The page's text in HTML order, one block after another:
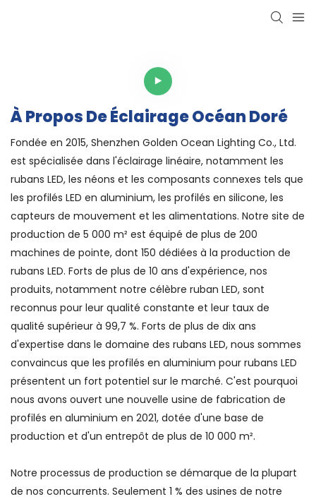
À Propos De Éclairage Océan Doré
Fondée en 2015, Shenzhen Golden Ocean Lighting Co., Ltd.
est spécialisée dans l'éclairage linéaire, notamment les
rubans LED, les néons et les composants connexes tels que
les profilés LED en aluminium, les profilés en silicone, les
capteurs de mouvement et les alimentations. Notre site de
production de 5 000 m² est équipé de plus de 200
machines de pointe, dont 150 dédiées à la production de
rubans LED. Forts de plus de 10 ans d'expérience, nos
produits, notamment notre célèbre ruban LED, sont
reconnus pour leur qualité constante et leur taux de
qualité supérieur à 99,7 %. Forts de plus de dix ans
d'expertise dans le domaine des rubans LED, nous sommes
convaincus que les profilés en aluminium pour rubans LED
présentent un fort potentiel sur le marché. C'est pourquoi
nous avons ouvert une nouvelle usine de fabrication de
profilés en aluminium en 2021, dotée d'une base de
production et d'un entrepôt de plus de 10 000 m².
Notre processus de production se démarque de la plupart
de nos concurrents. Seulement 1 % des usines de notre